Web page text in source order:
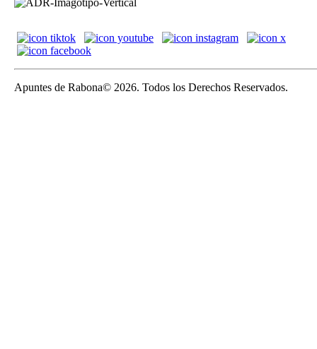
Apuntes de Rabona© 2026. Todos los Derechos Reservados.